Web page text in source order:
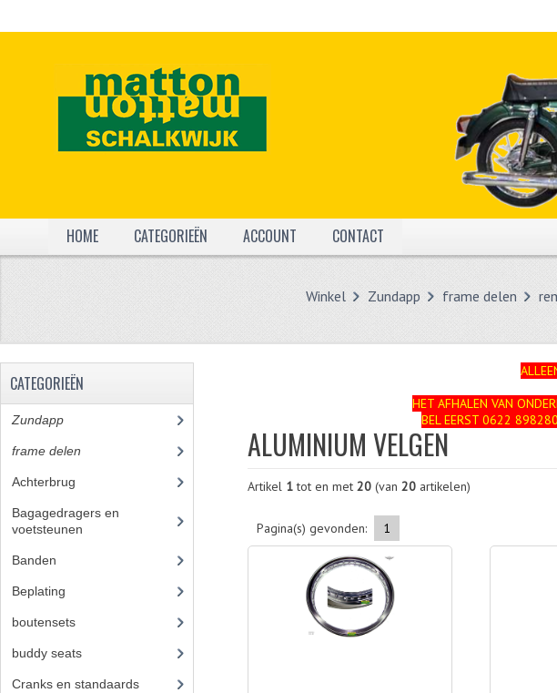
HOME
CATEGORIEËN ACCOUNT CONTACT
Winkel Zundapp frame delen
HET AFHALEN VAN
BEL EERST 0622
ALUMINIUM VELGEN
Artikel 1tot en met 20(van 20artikelen)
Pagina(s) gevonden: 1
CATEGORIEËN
Zundapp
frame delen
Achterbrug
Bagagedragers en
voetsteunen
Banden
Beplating
boutensets
buddy seats
Cranks en standaards